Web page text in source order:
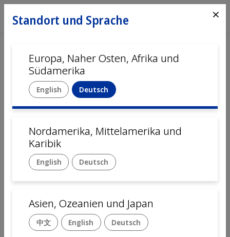
Startseite Automation Systeme
Prozess­expertise
für komplexe Montage- und
Prüfaufgaben
Dank 50 Jahren Erfahrung in der Prozessentwicklung
Standort und Sprache ⨯
Europa, Naher Osten, Afrika und
Südamerika
English Deutsch
Nordamerika, Mittelamerika und
Karibik
English Deutsch
Asien, Ozeanien und Japan
中文 English Deutsch